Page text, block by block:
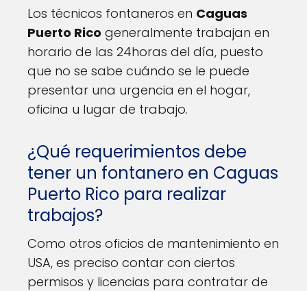
Los técnicos fontaneros en Caguas
Puerto Rico generalmente trabajan en
horario de las 24horas del día, puesto
que no se sabe cuándo se le puede
presentar una urgencia en el hogar,
oficina u lugar de trabajo.
¿Qué requerimientos debe
tener un fontanero en Caguas
Puerto Rico para realizar
trabajos?
Como otros oficios de mantenimiento en
USA, es preciso contar con ciertos
permisos y licencias para contratar de